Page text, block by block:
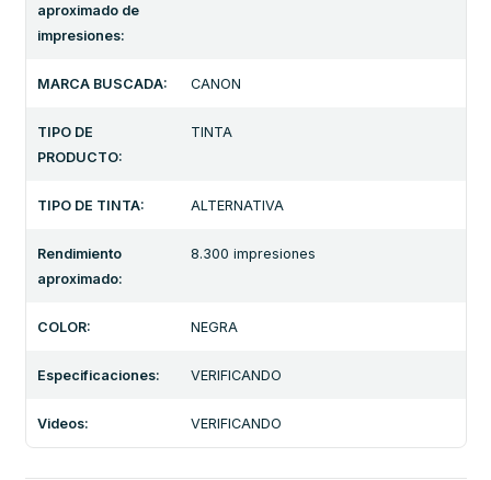
aproximado de
impresiones:
MARCA BUSCADA: CANON
TIPO DE
PRODUCTO:
TINTA
TIPO DE TINTA: ALTERNATIVA
Rendimiento
aproximado:
8.300 impresiones
COLOR: NEGRA
Especificaciones: VERIFICANDO
Videos: VERIFICANDO